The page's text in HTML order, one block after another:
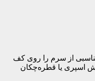
از سرم را روی کف
اسپری یا قطره‌چکان